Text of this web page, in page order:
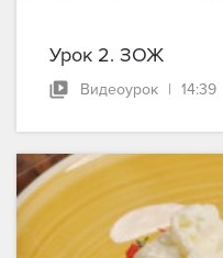
Урок 2. ЗОЖ
Видеоурок | 14:39